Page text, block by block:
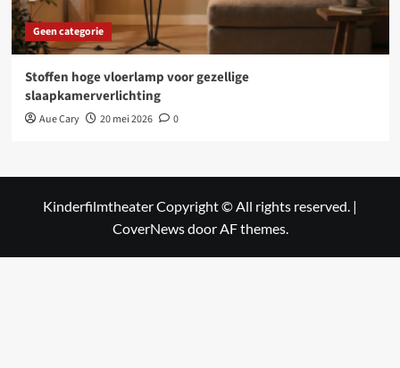
Geen categorie
Stoffen hoge vloerlamp voor gezellige
slaapkamerverlichting
Aue Cary 20 mei 2026 0
Kinderfilmtheater Copyright © All rights reserved. |
CoverNewsdoor AF themes.